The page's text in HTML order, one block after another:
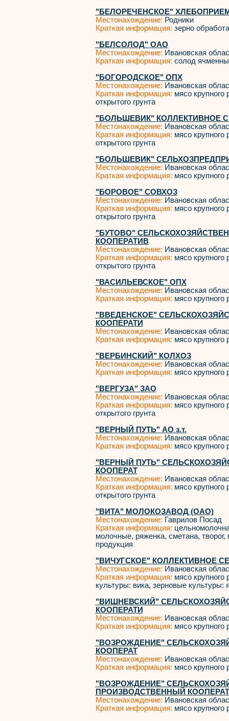
"БЕЛОРЕЧЕНСКОЕ"
Местонахождение: Родники
Краткая информация: зерно
"БЕЛСОЛОД" ОАО
Местонахождение: Ивановская
Краткая информация: солод
"БОГОРОДСКОЕ" ОПХ
Местонахождение: Ивановская
Краткая информация: мясо крупного
открытого грунта
"БОЛЬШЕВИК" КОЛЛЕКТИВНОЕ
Местонахождение: Ивановская
Краткая информация: мясо крупного
открытого грунта
"БОЛЬШЕВИК"
Местонахождение: Ивановская
Краткая информация: мясо крупного
"БОРОВОЕ" СОВХОЗ
Местонахождение: Ивановская
Краткая информация: мясо крупного
открытого грунта
"БУТОВО"
КООПЕРАТИВ
Местонахождение: Ивановская
Краткая информация: мясо крупного
открытого грунта
"ВАСИЛЬЕВСКОЕ" ОПХ
Местонахождение: Ивановская
Краткая информация: мясо крупного
"ВВЕДЕНСКОЕ"
КООПЕРАТИ
Местонахождение: Ивановская
Краткая информация: мясо крупного
"ВЕРБИНСКИЙ" КОЛХОЗ
Местонахождение: Ивановская
Краткая информация: мясо крупного
"ВЕРГУЗА" ЗАО
Местонахождение: Ивановская
Краткая информация: мясо крупного
открытого грунта
"ВЕРНЫЙ ПУТЬ" АО з.т.
Местонахождение: Ивановская
Краткая информация: мясо крупного
"ВЕРНЫЙ ПУТЬ"
КООПЕРАТ
Местонахождение: Ивановская
Краткая информация: мясо крупного
открытого грунта
"ВИТА" МОЛОКОЗАВОД (ОАО)
Местонахождение: Гаврилов Посад
Краткая информация:
молочные, ряженка, сметана,
продукция
"ВИЧУГСКОЕ" КОЛЛЕКТИВНОЕ
Местонахождение: Ивановская
Краткая информация: мясо крупного
культуры: вика, зерновые культуры:
"ВИШНЕВСКИЙ"
КООПЕРАТИ
Местонахождение: Ивановская
Краткая информация: мясо крупного
"ВОЗРОЖДЕНИЕ"
КООПЕРАТ
Местонахождение: Ивановская
Краткая информация: мясо крупного
"ВОЗРОЖДЕНИЕ"
ПРОИЗВОДСТВЕННЫЙ КООПЕРАТ
Местонахождение: Ивановская
Краткая информация: мясо крупного